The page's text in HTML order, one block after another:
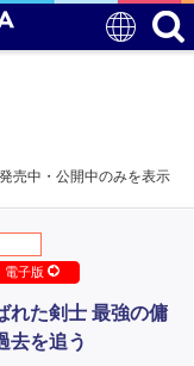
発売中・公開中のみを表示
電子版
れた剣士 最強の傭
去を追う